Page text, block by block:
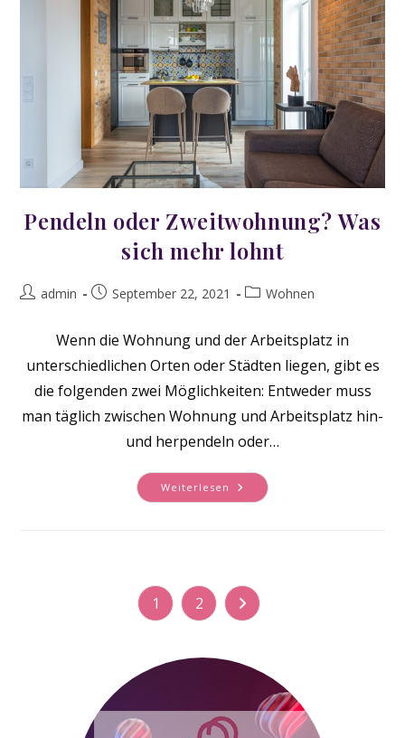
Pendeln oder Zweitwohnung? Was
sich mehr lohnt
Beitrags-
admin
BeitragSeptember 22, 2021
Beitrags-
Wohnen
Wenn die Wohnung und der Arbeitsplatz in
unterschiedlichen Orten oder Städten liegen, gibt es
die folgenden zwei Möglichkeiten: Entweder muss
man täglich zwischen Wohnung und Arbeitsplatz hin-
und herpendeln oder…
Weiterlesen Pendeln
Oder
1 2 Zur nächsten Seite